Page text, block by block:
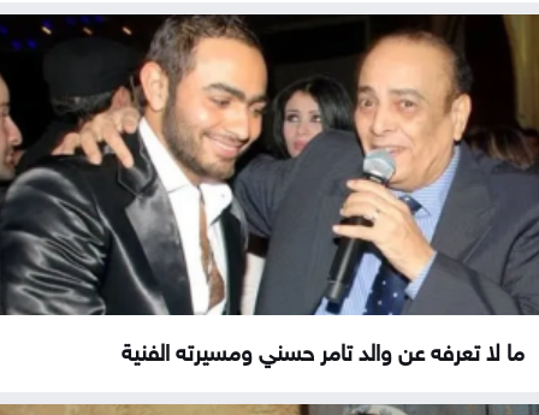
ما لا تعرفه عن والد تامر حسني ومسيرته الفنية